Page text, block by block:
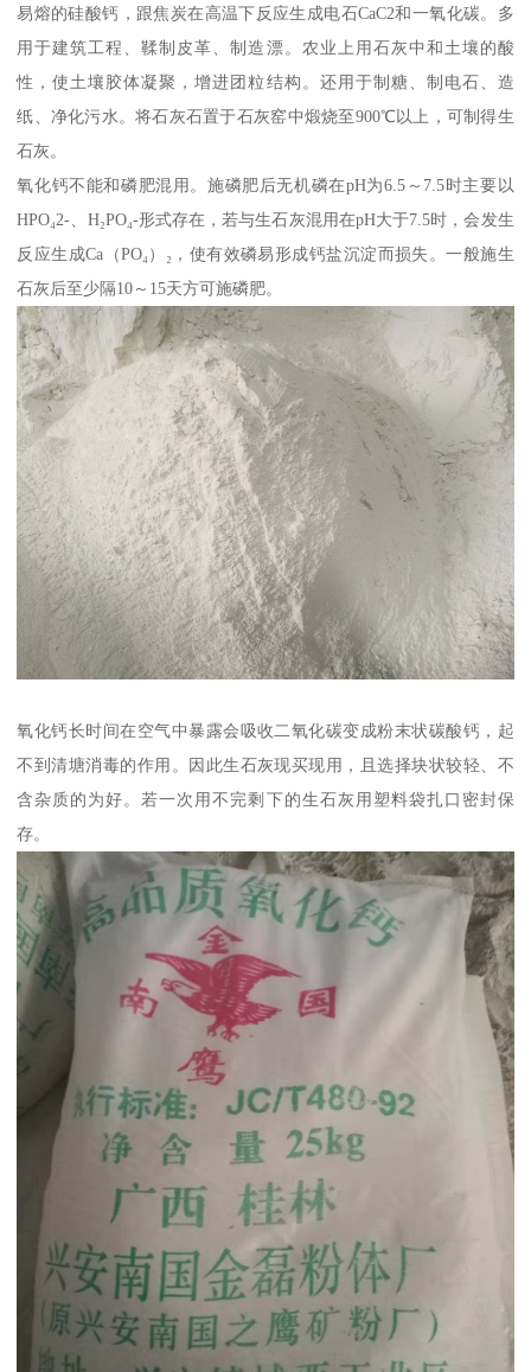
易熔的硅酸钙，跟焦炭在高温下反应生成电石CaC2和一氧化碳。多
用于建筑工程、鞣制皮革、制造漂。农业上用石灰中和土壤的酸
性，使土壤胶体凝聚，增进团粒结构。还用于制糖、制电石、造
纸、净化污水。将石灰石置于石灰窑中煅烧至900℃以上，可制得生
石灰。
氧化钙不能和磷肥混用。施磷肥后无机磷在pH为6.5～7.5时主要以
HPO₄2-、H₂PO₄-形式存在，若与生石灰混用在pH大于7.5时，会发生
反应生成Ca（PO₄）₂，使有效磷易形成钙盐沉淀而损失。一般施生
石灰后至少隔10～15天方可施磷肥。
氧化钙长时间在空气中暴露会吸收二氧化碳变成粉末状碳酸钙，起
不到清塘消毒的作用。因此生石灰现买现用，且选择块状较轻、不
含杂质的为好。若一次用不完剩下的生石灰用塑料袋扎口密封保
存。